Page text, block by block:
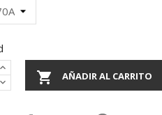
 AÑADIR AL CARRITO